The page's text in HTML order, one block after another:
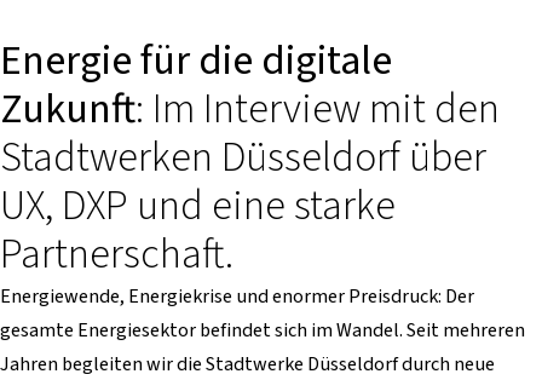
Energie für die digitale
Zukunft: Im Interview mit den
Stadtwerken Düsseldorf über
UX, DXP und eine starke
Partnerschaft.
Energiewende, Energiekrise und enormer Preisdruck: Der
gesamte Energiesektor befindet sich im Wandel. Seit mehreren
Jahren begleiten wir die Stadtwerke Düsseldorf durch neue